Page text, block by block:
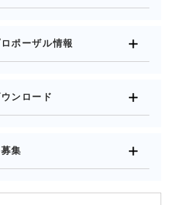
ポーザル情報
ンロード
集